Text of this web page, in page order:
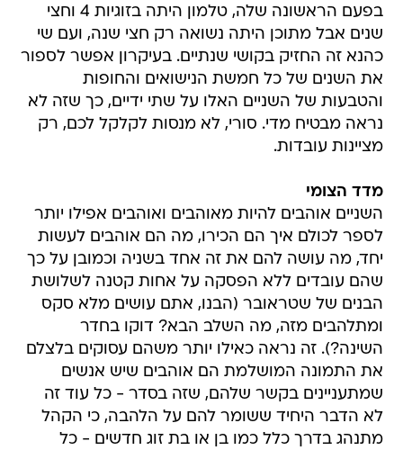
בפעם הראשונה שלה, טלמון היתה בזוגיות 4 וחצי
שנים אבל מתוכן היתה נשואה רק חצי שנה, ועם שי
כהנא זה החזיק בקושי שנתיים. בעיקרון אפשר לספור
את השנים של כל חמשת הנישואים והחופות
והטבעות של השניים האלו על שתי ידיים, כך שזה לא
נראה מבטיח מדי. סורי, לא מנסות לקלקל לכם, רק
מציינות עובדות.
מדד הצומי
השניים אוהבים להיות מאוהבים ואוהבים אפילו יותר
לספר לכולם איך הם הכירו, מה הם אוהבים לעשות
יחד, מה עושה להם את זה אחד בשניה וכמובן על כך
שהם עובדים ללא הפסקה על אחות קטנה לשלושת
הבנים של שטראובר (הבנו, אתם עושים מלא סקס
ומתלהבים מזה, מה השלב הבא? דוקו בחדר
השינה?). זה נראה כאילו יותר משהם עסוקים בלצלם
את התמונה המושלמת הם אוהבים שיש אנשים
שמתעניינים בקשר שלהם, שזה בסדר - כל עוד זה
לא הדבר היחיד ששומר להם על הלהבה, כי הקהל
מתנהג בדרך כלל כמו בן או בת זוג חדשים - כל